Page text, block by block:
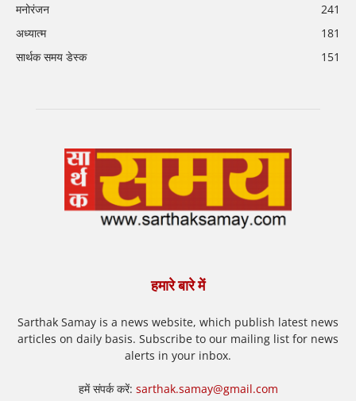
मनोरंजन
241
अध्यात्म
181
सार्थक समय डेस्क
151
हमारे बारे में
Sarthak Samay is a news website, which publish latest news
articles on daily basis. Subscribe to our mailing list for news
alerts in your inbox.
हमें संपर्क करें: sarthak.samay@gmail.com